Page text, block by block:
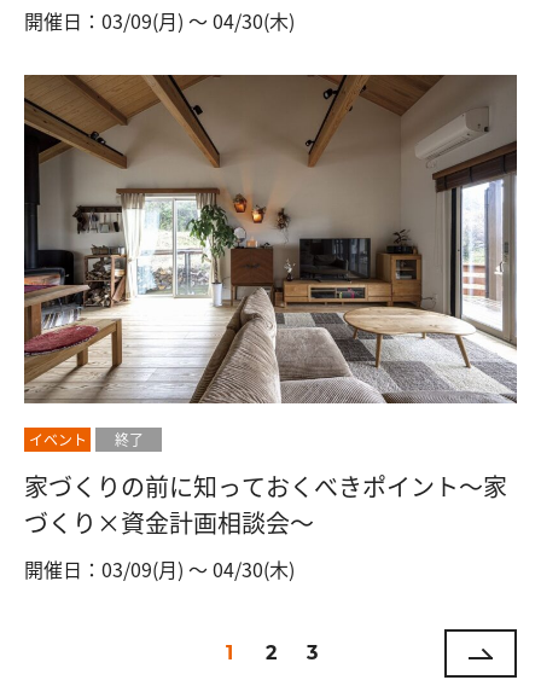
開催日：03/09(月) 〜 04/30(木)
イベント 終了
家づくりの前に知っておくべきポイント～家
づくり×資金計画相談会～
開催日：03/09(月) 〜 04/30(木)
1 2 3